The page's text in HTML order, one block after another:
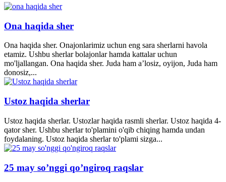
Ona haqida sher
Ona haqida sher. Onajonlarimiz uchun eng sara sherlarni havola
etamiz. Ushbu sherlar bolajonlar hamda kattalar uchun
mo'ljallangan. Ona haqida sher. Juda ham a’losiz, oyijon, Juda ham
donosiz,...
Ustoz haqida sherlar
Ustoz haqida sherlar. Ustozlar haqida rasmli sherlar. Ustoz haqida 4-
qator sher. Ushbu sherlar to'plamini o'qib chiqing hamda undan
foydalaning. Ustoz haqida sherlar to'plami sizga...
25 may so’nggi qo’ngiroq raqslar